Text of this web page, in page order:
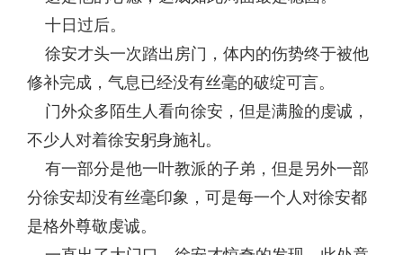
十日过后。
徐安才头一次踏出房门，体内的伤势终于被他
修补完成，气息已经没有丝毫的破绽可言。
门外众多陌生人看向徐安，但是满脸的虔诚，
不少人对着徐安躬身施礼。
有一部分是他一叶教派的子弟，但是另外一部
分徐安却没有丝毫印象，可是每一个人对徐安都
是格外尊敬虔诚。